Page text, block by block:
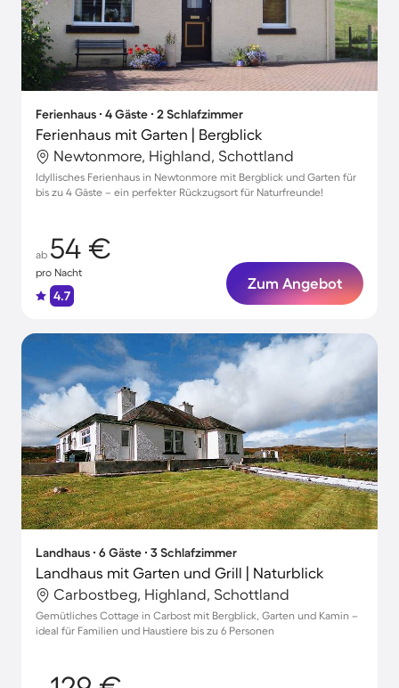
Ferienhaus ∙ 4 Gäste ∙ 2 Schlafzimmer
Ferienhaus mit Garten | Bergblick
Newtonmore, Highland, Schottland
Idyllisches Ferienhaus in Newtonmore mit Bergblick und Garten für
bis zu 4 Gäste – ein perfekter Rückzugsort für Naturfreunde!
ab 54 €
pro Nacht
4.7
Zum Angebot
Landhaus ∙ 6 Gäste ∙ 3 Schlafzimmer
Landhaus mit Garten und Grill | Naturblick
Carbostbeg, Highland, Schottland
Gemütliches Cottage in Carbost mit Bergblick, Garten und Kamin –
ideal für Familien und Haustiere bis zu 6 Personen